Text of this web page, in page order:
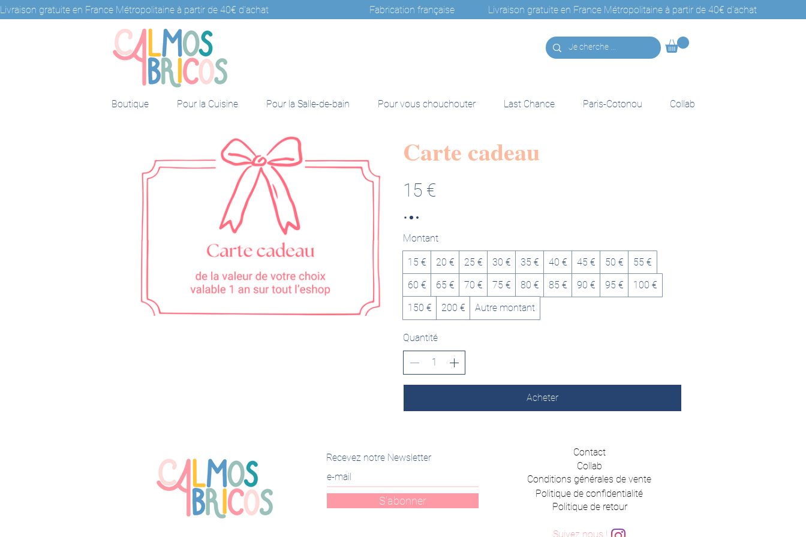
Livraison gratuite en France Métropolitaine à partir de 40€ d'achat                                          Fabrication française
Boutique Pour la Cuisine Pour la Salle-de-bain Pour vous chouchouter Last Chance Paris-Cotonou Collab
Carte cadeau
15 €
Montant
15 € 20 € 25 € 30 € 35 € 40 € 45 € 50 €
55 €
60 €
65 € 70 € 75 € 80 € 85 € 90 € 95 €
100 €
150 €
200 € Autre montant
Quantité
Acheter
Recevez notre Newsletter
S'abonner
Contact
Collab
Conditions générales de vente
Politique de confidentialité
Politique de retour
Suivez nous !